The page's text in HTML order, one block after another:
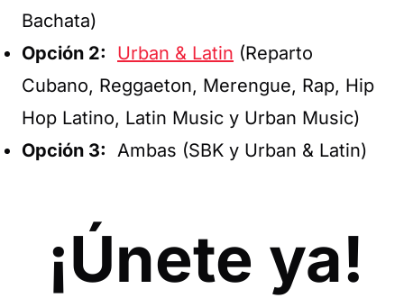
Bachata)
Opción 2:
Urban & Latin (Reparto
Cubano, Reggaeton, Merengue, Rap, Hip
Hop Latino, Latin Music y Urban Music)
Opción 3: Ambas (SBK y Urban & Latin)
¡Únete ya!